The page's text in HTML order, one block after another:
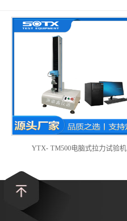
YTX- TM500电脑式拉力试验机